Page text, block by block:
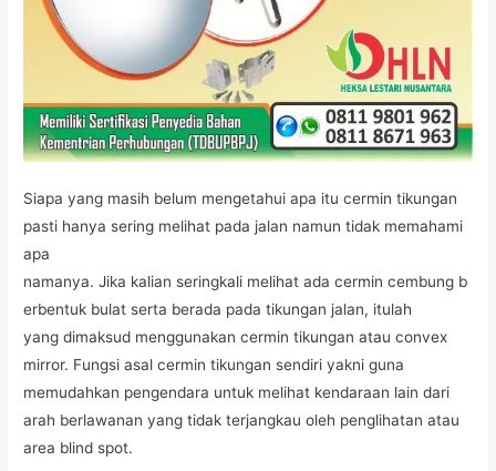
Siapa yang masih belum mengetahui apa itu cermin tikungan
pasti hanya sering melihat pada jalan namun tidak memahami
apa
namanya. Jika kalian seringkali melihat ada cermin cembung b
erbentuk bulat serta berada pada tikungan jalan, itulah
yang dimaksud menggunakan cermin tikungan atau convex
mirror. Fungsi asal cermin tikungan sendiri yakni guna
memudahkan pengendara untuk melihat kendaraan lain dari
arah berlawanan yang tidak terjangkau oleh penglihatan atau
area blind spot.